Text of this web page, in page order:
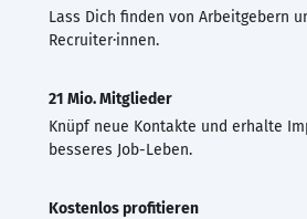
Lass Dich finden von Arbeitgebern
Recruiter·innen.
21 Mio. Mitglieder
Knüpf neue Kontakte und erhalte
besseres Job-Leben.
Kostenlos profitieren